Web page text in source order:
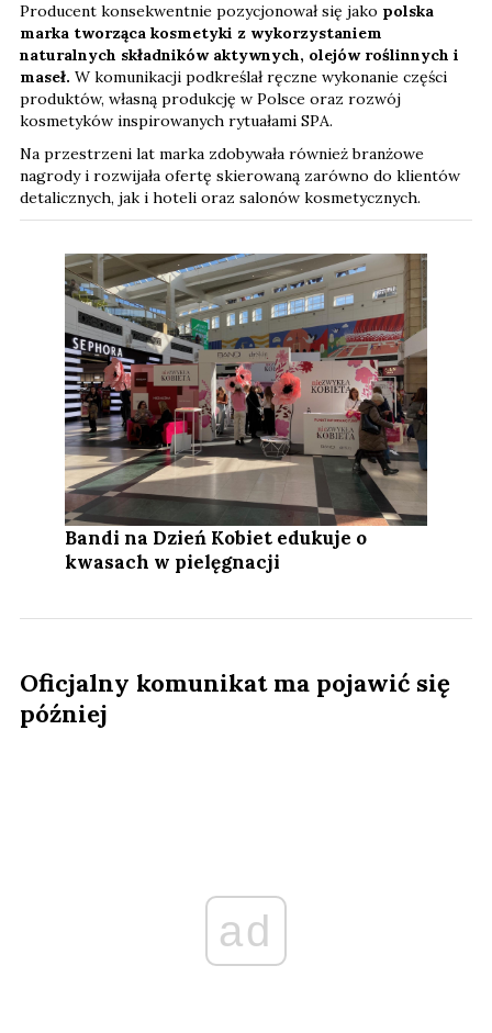
Producent konsekwentnie pozycjonował się jako polska
marka tworząca kosmetyki z wykorzystaniem
naturalnych składników aktywnych, olejów roślinnych i
maseł. W komunikacji podkreślał ręczne wykonanie części
produktów, własną produkcję w Polsce oraz rozwój
kosmetyków inspirowanych rytuałami SPA.
Na przestrzeni lat marka zdobywała również branżowe
nagrody i rozwijała ofertę skierowaną zarówno do klientów
detalicznych, jak i hoteli oraz salonów kosmetycznych.
Bandi na Dzień Kobiet edukuje o
kwasach w pielęgnacji
Oficjalny komunikat ma pojawić się
później
ad